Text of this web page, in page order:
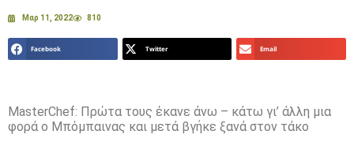
Μαρ 11, 2022 810
Facebook Twitter Email
MasterChef: Πρώτα τους έκανε άνω – κάτω γι’ άλλη μια
φορά ο Μπόμπαινας και μετά βγήκε ξανά στον τάκο